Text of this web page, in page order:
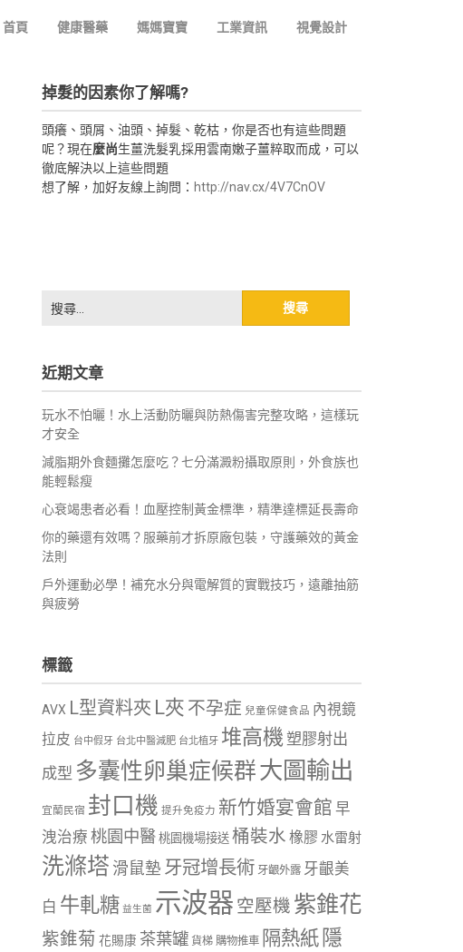
首頁 健康醫藥 媽媽寶寶 工業資訊 視覺設計
掉髮的因素你了解嗎?
頭癢、頭屑、油頭、掉髮、乾枯，你是否也有這些問題
呢？現在麼尚生薑洗髮乳採用雲南嫩子薑粹取而成，可以
徹底解決以上這些問題
想了解，加好友線上詢問： http://nav.cx/4V7CnOV
搜
尋
字:
近期文章
玩水不怕曬！水上活動防曬與防熱傷害完整攻略，這樣玩
才安全
減脂期外食麵攤怎麼吃？七分滿澱粉攝取原則，外食族也
能輕鬆瘦
心衰竭患者必看！血壓控制黃金標準，精準達標延長壽命
你的藥還有效嗎？服藥前才拆原廠包裝，守護藥效的黃金
法則
戶外運動必學！補充水分與電解質的實戰技巧，遠離抽筋
與疲勞
標籤
AVX L型資料夾 L夾 不孕症 兒童保健食品 內視鏡
拉皮 台中假牙 台北中醫減肥 台北植牙 堆高機塑膠射出
成型 多囊性卵巢症候群大圖輸出
宜蘭民宿 封口機 提升免疫力 新竹婚宴會館 早
洩治療 桃園中醫 桃園機場接送 桶裝水 橡膠 水雷射
洗滌塔 滑鼠墊 牙冠增長術 牙齦外露 牙齦美
白 牛軋糖 益生菌 示波器 空壓機 紫錐花
紫錐菊 花賜康 茶葉罐 貨梯 購物推車 隔熱紙 隱